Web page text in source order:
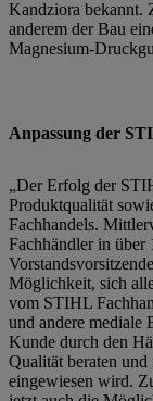
Kandziora bekannt.
anderem der Bau
Magnesium-
Anpassung der
„Der Erfolg der
Produktqualität
Fachhandels.
Fachhändler in
Möglichkeit, sich
vom STIHL
und andere mediale
Kunde durch den
Qualität beraten
eingewiesen wird.